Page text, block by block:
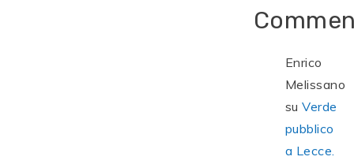
Enrico
Melissano
suVerde
pubblico
a Lecce.